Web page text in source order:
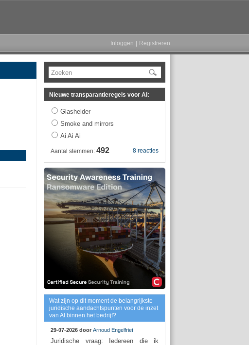
Inloggen Registreren
Zoeken
Nieuwe transparantieregels voor AI:
Glashelder
Smoke and mirrors
Ai Ai Ai
8 reacties
Aantal stemmen: 492
Wat zijn op dit moment de belangrijkste
juridische aandachtspunten voor de inzet
van AI binnen het bedrijf?
29-07-2026 door Arnoud Engelfriet
Juridische vraag: Iedereen die ik